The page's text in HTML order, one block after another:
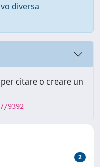
diversa
citare o creare un
9392
2